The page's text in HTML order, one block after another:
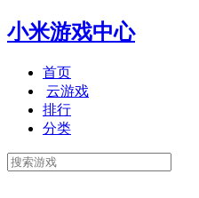
小米游戏中心
首页
云游戏
排行
分类